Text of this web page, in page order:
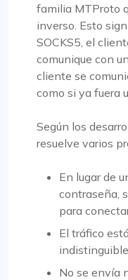
familia MTProto
inverso. Esto
SOCKS5, el
comunique con
cliente se
como si ya fuera
Según los
resuelve varios
En lugar de
contraseña,
para
El tráfico
No se envía